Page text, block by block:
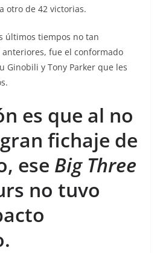
otro de 42 victorias.
últimos tiempos no tan
fue el conformado
Ginobili y Tony Parker que les
es que al no
fichaje de
ese Big Three
no tuvo